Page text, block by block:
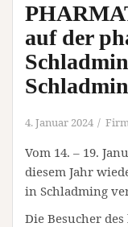
auf der
4. Januar 2024
Vom 14. – 19.
diesem Jahr
in Schladming
Die Besucher